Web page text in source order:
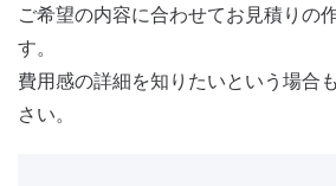
ご希望の内容に合わせてお見積りの
す。
費用感の詳細を知りたいという場合
さい。